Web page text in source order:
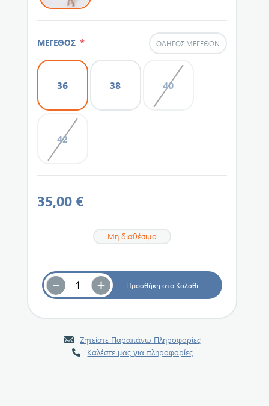
ΜΕΓΕΘΟΣ * ΟΔΗΓΌΣ ΜΕΓΕΘΏΝ
36 38 40
42
35,00 €
Μη διαθέσιμο
Ζητείστε Παραπάνω Πληροφορίες
Καλέστε μας για πληροφορίες